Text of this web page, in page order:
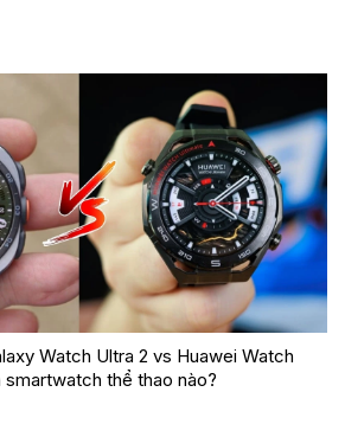
Watch Ultra 2 vs Huawei Watch
thể thao nào?